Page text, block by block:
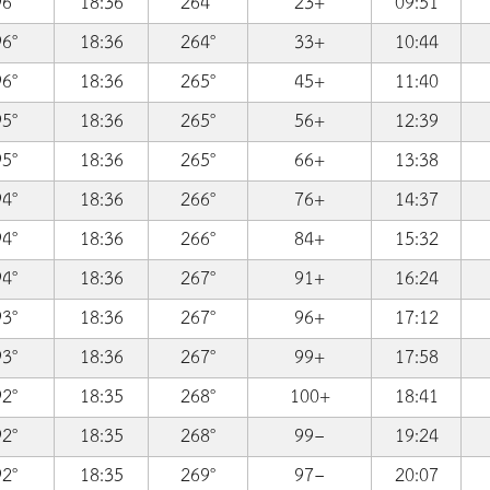
18:36 264° 33+
10:44
18:36 265° 45+
11:40
18:36 265° 56+
12:39
18:36 265° 66+
13:38
18:36 266° 76+
14:37
18:36 266° 84+
15:32
18:36 267° 91+
16:24
18:36 267° 96+
17:12
18:36 267° 99+
17:58
18:35 268° 100+
18:41
18:35 268° 99−
19:24
18:35 269° 97− 20:07